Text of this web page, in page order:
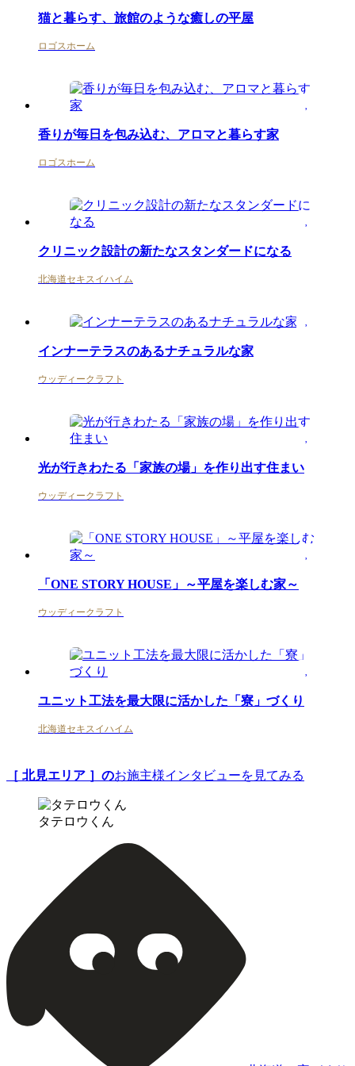
猫と暮らす、旅館のような癒しの平屋
ロゴスホーム
香りが毎日を包み込む、アロマと暮らす家
ロゴスホーム
クリニック設計の新たなスタンダードになる
北海道セキスイハイム
インナーテラスのあるナチュラルな家
ウッディークラフト
光が行きわたる「家族の場」を作り出す住まい
ウッディークラフト
「ONE STORY HOUSE」～平屋を楽しむ家～
ウッディークラフト
ユニット工法を最大限に活かした「寮」づくり
北海道セキスイハイム
［ 北見エリア ］のお施主様インタビューを見てみる
タテロウくん